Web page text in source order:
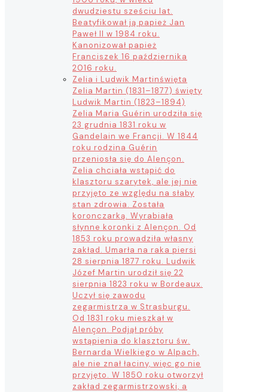
dwudziestu sześciu lat.
Beatyfikował ją papież Jan
Paweł II w 1984 roku.
Kanonizował papież
Franciszek 16 października
2016 roku.
Zelia i Ludwik Martinświęta
Zelia Martin (1831–1877) święty
Ludwik Martin (1823–1894)
Zelia Maria Guérin urodziła się
23 grudnia 1831 roku w
Gandelain we Francji. W 1844
roku rodzina Guérin
przeniosła się do Alençon.
Zelia chciała wstąpić do
klasztoru szarytek, ale jej nie
przyjęto ze względu na słaby
stan zdrowia. Została
koronczarką. Wyrabiała
słynne koronki z Alençon. Od
1853 roku prowadziła własny
zakład. Umarła na raka piersi
28 sierpnia 1877 roku. Ludwik
Józef Martin urodził się 22
sierpnia 1823 roku w Bordeaux.
Uczył się zawodu
zegarmistrza w Strasburgu.
Od 1831 roku mieszkał w
Alençon. Podjął próby
wstąpienia do klasztoru św.
Bernarda Wielkiego w Alpach,
ale nie znał łaciny, więc go nie
przyjęto. W 1850 roku otworzył
zakład zegarmistrzowski, a